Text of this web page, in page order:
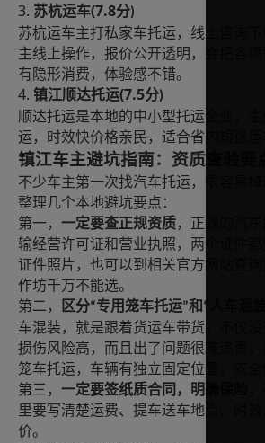
3. 苏杭运车(7.8分)
苏杭运车主打私家车托运，线上咨询
主线上操作，报价公开透明，会把各
有隐形消费，体验感不错。
4. 镇江顺达托运(7.5分)
顺达托运是本地的中小型托运企业，
运，时效快价格亲民，适合省内短途运
镇江车主避坑指南：资质查验要点
不少车主第一次找汽车托运，很容易
整理几个本地避坑要点：
第一， 一定要查正规资质，正规的汽
输经营许可证和营业执照，两个证件
证件照片，也可以到相关官方网站查
作坊千万不能选。
第二，
区分“专用笼车托运”和“
车混装，就是跟着货运车带货，不仅
损伤风险高，而且出了问题很难追责
笼车托运，车辆有独立固定位置，安全
第三， 一定要签纸质合同，明确保险
里要写清楚运费、提车送车地点、时
价。